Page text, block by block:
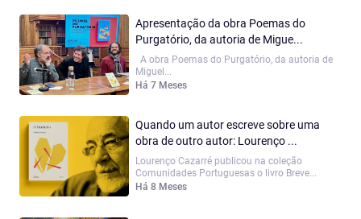
Apresentação da obra Poemas do
Purgatório, da autoria de Migue...
A obra Poemas do Purgatório, da autoria de
Miguel...
Há 7 Meses
Quando um autor escreve sobre uma
obra de outro autor: Lourenço ...
Lourenço Cazarré publicou na coleção
Comunidades Portuguesas o livro Breve...
Há 8 Meses